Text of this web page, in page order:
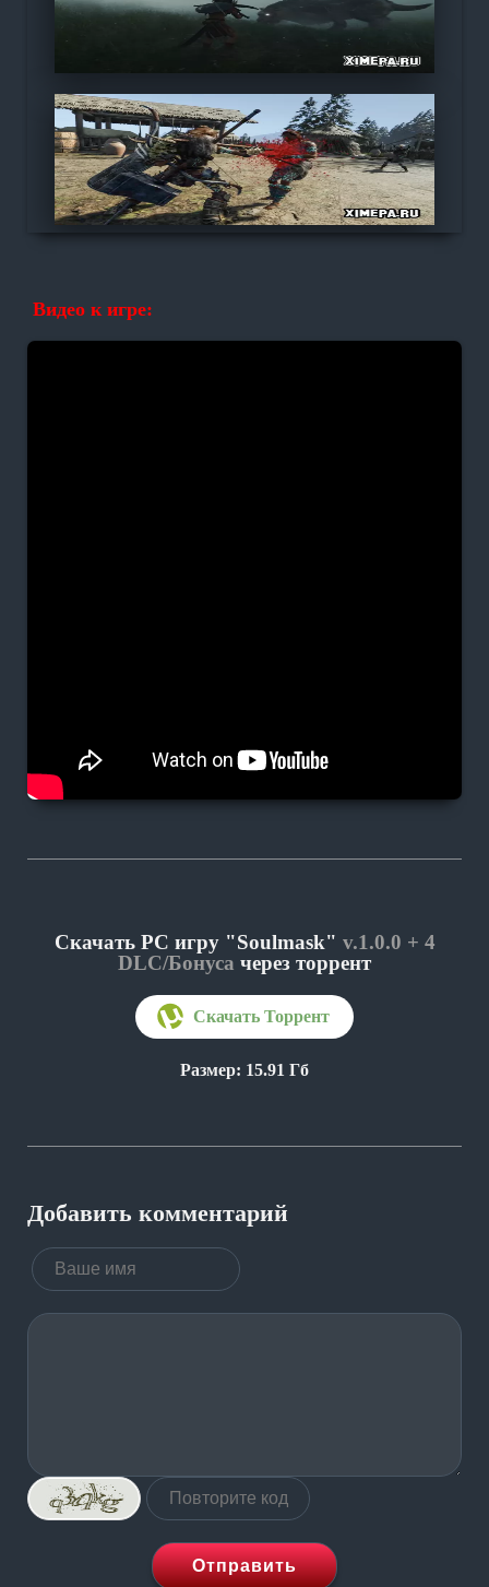
Видео к игре:
Скачать PC игру "Soulmask" v.1.0.0 + 4
DLC/Бонуса через торрент
Размер: 15.91 Гб
Добавить комментарий
Отправить